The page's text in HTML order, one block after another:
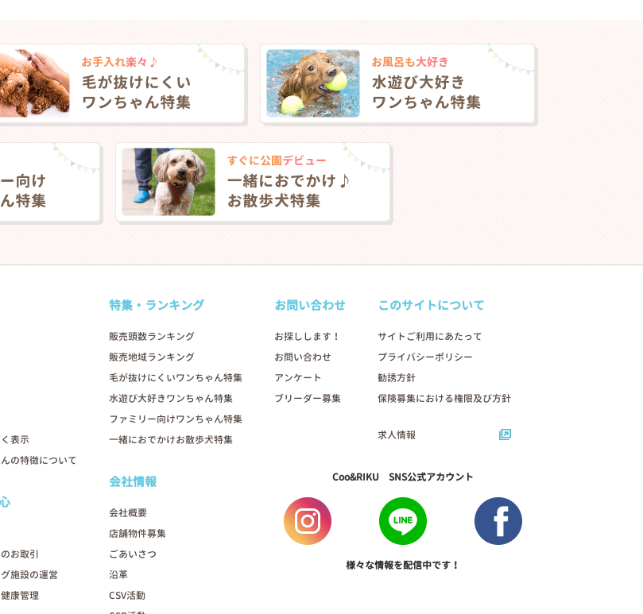
表示
の特徴について
お取引
施設の運営
康管理
特集・ランキング
販売頭数ランキング
販売地域ランキング
毛が抜けにくいワンちゃん特集
水遊び大好きワンちゃん特集
ファミリー向けワンちゃん特集
一緒におでかけお散歩犬特集
会社情報
会社概要
店舗物件募集
ごあいさつ
沿革
CSV活動
お問い合わせ
お探しします！
お問い合わせ
アンケート
ブリーダー募集
このサイトについて
サイトご利用にあたって
プライバシーポリシー
勧誘方針
保険募集における権限及び方針
求人情報
Coo&RIKU SNS公式アカウント
様々な情報を配信中です！